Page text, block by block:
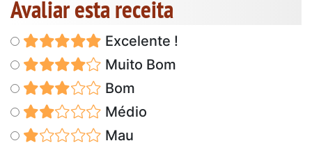
Avaliar esta receita
Excelente !
Muito Bom
Bom
Médio
Mau